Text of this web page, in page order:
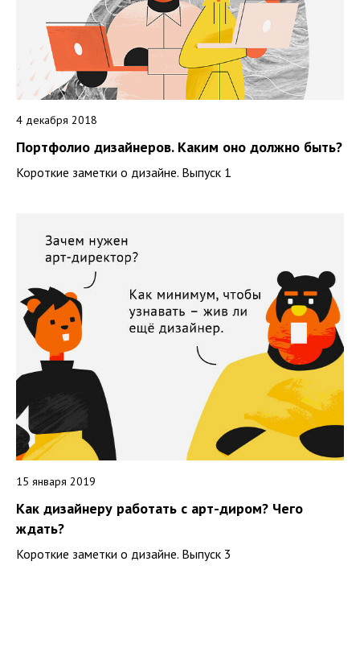
4 декабря 2018
Портфолио дизайнеров. Каким оно должно быть?
Короткие заметки о дизайне. Выпуск 1
15 января 2019
Как дизайнеру работать с арт-диром? Чего
ждать?
Короткие заметки о дизайне. Выпуск 3